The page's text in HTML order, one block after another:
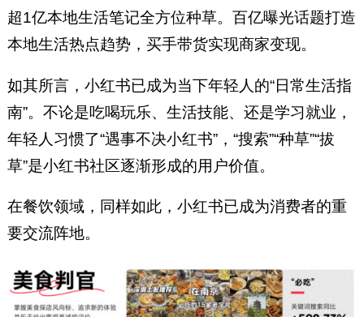
超1亿本地生活笔记全方位种草。百亿曝光话题打造
本地生活热点趋势，买手带货实现商家变现。
如其所言，小红书已成为当下年轻人的“日常生活指
南”。不论是吃喝玩乐、生活技能、还是学习就业，
年轻人习惯了“遇事不决小红书”，“搜索”“种草”“拔
草”是小红书社区逐渐形成的用户价值。
在餐饮领域，同样如此，小红书已成为消费者的重
要交流阵地。